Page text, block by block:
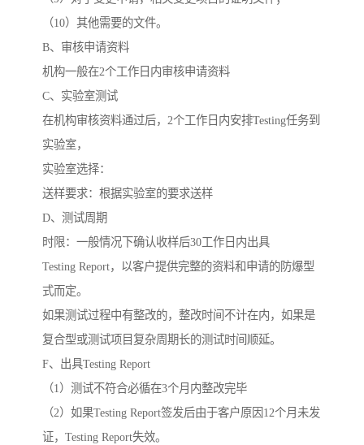
（10）其他需要的文件。
B、审核申请资料
机构一般在2个工作日内审核申请资料
C、实验室测试
在机构审核资料通过后，2个工作日内安排Testing任务到
实验室，
实验室选择：
送样要求：根据实验室的要求送样
D、测试周期
时限：一般情况下确认收样后30工作日内出具
Testing Report，以客户提供完整的资料和申请的防爆型
式而定。
如果测试过程中有整改的，整改时间不计在内，如果是
复合型或测试项目复杂周期长的测试时间顺延。
F、出具Testing Report
（1）测试不符合必循在3个月内整改完毕
（2）如果Testing Report签发后由于客户原因12个月未发
证，Testing Report失效。